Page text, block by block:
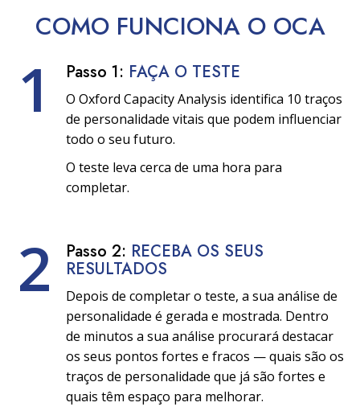
COMO FUNCIONAO OCA
1 Passo 1: FAÇA O TESTE
O Oxford Capacity Analysis identifica 10 traços
de personalidade vitais que podem influenciar
todo o seu futuro.
O teste leva cerca de uma hora para
completar.
2 Passo 2: RECEBA OS SEUS
RESULTADOS
Depois de completar o teste, a sua análise de
personalidade é gerada e mostrada. Dentro
de minutos a sua análise procurará destacar
os seus pontos fortes e fracos — quais são os
traços de personalidade que já são fortes e
quais têm espaço para melhorar.